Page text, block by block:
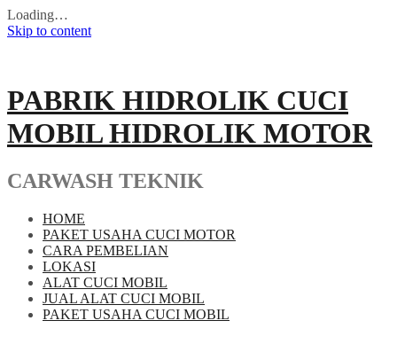
Loading…
Skip to content
PABRIK HIDROLIK CUCI
MOBIL HIDROLIK MOTOR
CARWASH TEKNIK
HOME
PAKET USAHA CUCI MOTOR
CARA PEMBELIAN
LOKASI
ALAT CUCI MOBIL
JUAL ALAT CUCI MOBIL
PAKET USAHA CUCI MOBIL